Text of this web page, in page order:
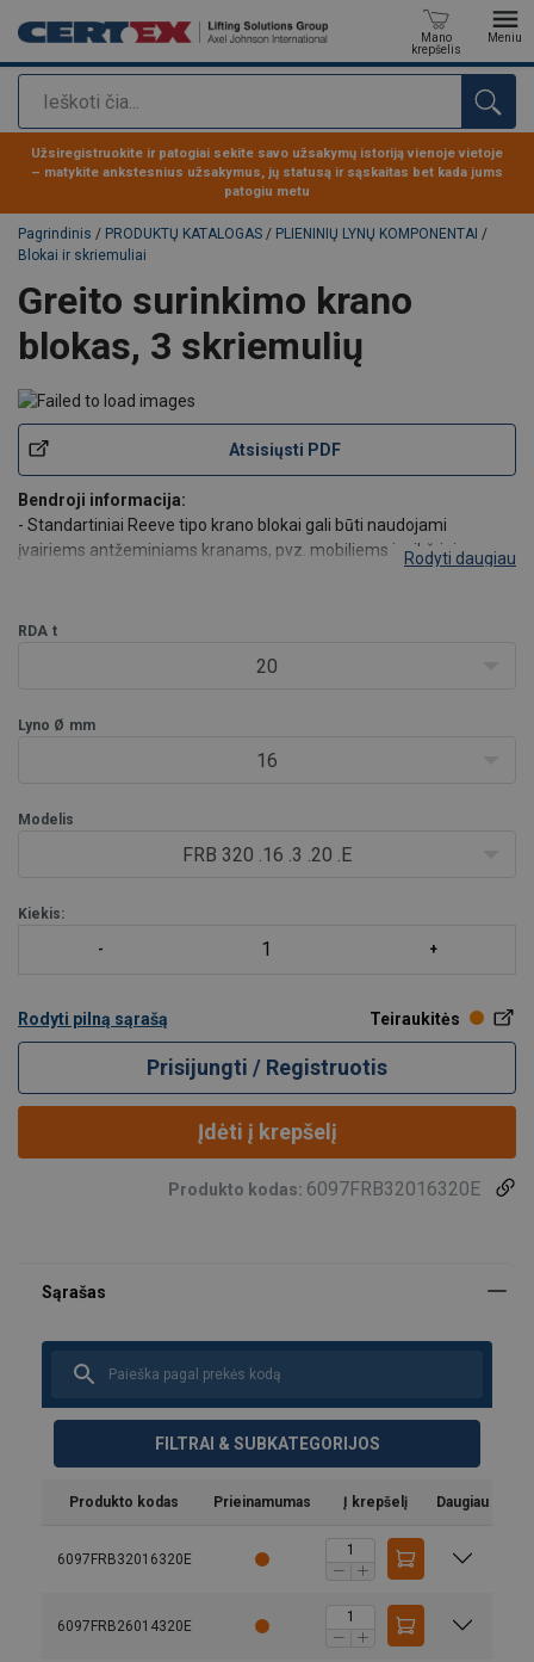
Paieška
Mano
krepšelis
Meniu
Produktas buvo pridėtas prie jūsų užklausos
Užsiregistruokite ir patogiai sekite savo užsakymų istoriją vienoje vietoje
– matykite ankstesnius užsakymus, jų statusą ir sąskaitas bet kada jums
patogiu metu
Pagrindinis / PRODUKTŲ KATALOGAS / PLIENINIŲ LYNŲ KOMPONENTAI /
Blokai ir skriemuliai
Greito surinkimo krano
blokas, 3 skriemulių
Atsisiųsti PDF
Bendroji informacija:
- Standartiniai Reeve tipo krano blokai gali būti naudojami
įvairiems antžeminiams kranams, pvz. mobiliems ir vikšriniams
- Projektinis saugo
Rodyti daugiau
RDA t
20
Lyno Ø mm
16
Modelis
FRB 320 .16 .3 .20 .E
Kiekis:
Rodyti pilną sąrašą Teiraukitės
Prisijungti / Registruotis
Įdėti į krepšelį
Produkto kodas: 6097FRB32016320E
FILTRAI & SUBKATEGORIJOS
Produkto kodas Prieinamumas Į krepšelį Daugiau
6097FRB32016320E
6097FRB26014320E